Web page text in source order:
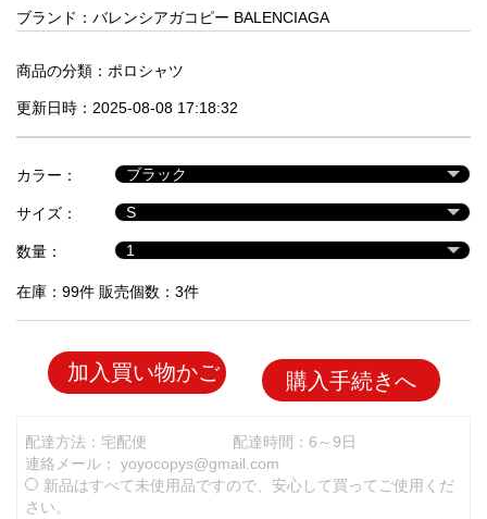
気
商
セ
ル
品
ブランド： バレンシアガコピー BALENCIAGA
商品の分類： ポロシャツ
更新日時：2025-08-08 17:18:32
カラー：
サイズ：
数量：
在庫：99件 販売個数：3件
加入買い物かご 購入手続きへ
配達方法：宅配便
配達時間：6～9日
連絡メール： yoyocopys@gmail.com
新品はすべて未使用品ですので、安心して買ってご使用くだ
さい。